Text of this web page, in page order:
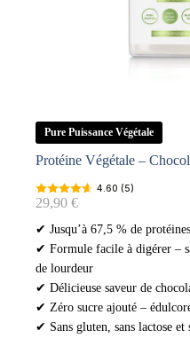
Pure Puissance Végétale
Protéine Végétale –
4.60 (5)
29,90 €
✔ Jusqu’à 67,5 % de
✔ Formule facile à digérer –
de lourdeur
✔ Délicieuse saveur de
✔ Zéro sucre ajouté –
✔ Sans gluten, sans lactose